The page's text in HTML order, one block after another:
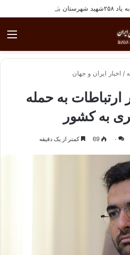
بافق
/ اخبار ایران و جهان
ارتباطات به حمله
به کشور
۰ 69 کمتر از یک دقیقه